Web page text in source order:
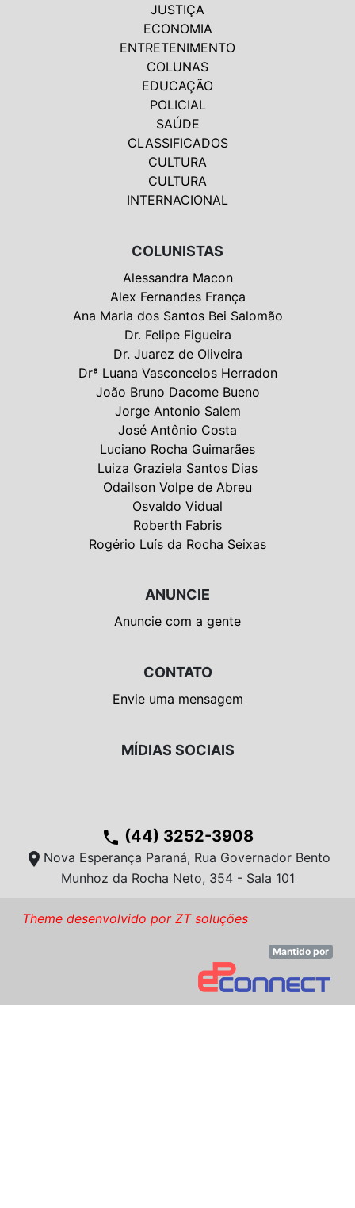
JUSTIÇA
ECONOMIA
ENTRETENIMENTO
COLUNAS
EDUCAÇÃO
POLICIAL
SAÚDE
CLASSIFICADOS
CULTURA
CULTURA
INTERNACIONAL
COLUNISTAS
Alessandra Macon
Alex Fernandes França
Ana Maria dos Santos Bei Salomão
Dr. Felipe Figueira
Dr. Juarez de Oliveira
Drª Luana Vasconcelos Herradon
João Bruno Dacome Bueno
Jorge Antonio Salem
José Antônio Costa
Luciano Rocha Guimarães
Luiza Graziela Santos Dias
Odailson Volpe de Abreu
Osvaldo Vidual
Roberth Fabris
Rogério Luís da Rocha Seixas
ANUNCIE
Anuncie com a gente
CONTATO
Envie uma mensagem
MÍDIAS SOCIAIS
phone (44) 3252-3908
location_on Nova Esperança Paraná, Rua Governador Bento
Munhoz da Rocha Neto, 354 - Sala 101
Theme desenvolvido por ZT soluções
Mantido por